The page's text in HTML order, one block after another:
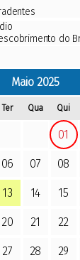
do
Maio 2025
Ter Qua Qui
01
06 07 08
13 14 15
20 21 22
27 28 29